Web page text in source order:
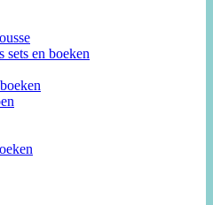
sets en boeken